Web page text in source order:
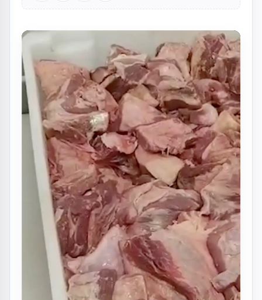
Foto: @bocatv.saojosedoscampos
FOTO: AQUIVALE/IMAGENS
Um ex-funcionário do Supermercado
Barbosa, localizado no bairro Alto da Ponte,
em São José dos Campos, denunciou ao
BocaTV possíveis irregularidades no setor de
açougue da unidade. Ele encaminhou vídeos
e fotos que registram as situações
apontadas. O material seria de outubro de